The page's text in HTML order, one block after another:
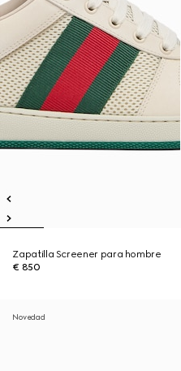
Zapatilla Screener para hombre
€ 850
Novedad